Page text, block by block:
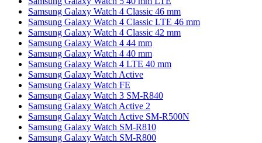
Samsung Galaxy Watch 4 Classic 46 mm
Samsung Galaxy Watch 4 Classic LTE 46 mm
Samsung Galaxy Watch 4 Classic 42 mm
Samsung Galaxy Watch 4 44 mm
Samsung Galaxy Watch 4 40 mm
Samsung Galaxy Watch 4 LTE 40 mm
Samsung Galaxy Watch Active
Samsung Galaxy Watch FE
Samsung Galaxy Watch 3 SM-R840
Samsung Galaxy Watch Active 2
Samsung Galaxy Watch Active SM-R500N
Samsung Galaxy Watch SM-R810
Samsung Galaxy Watch SM-R800